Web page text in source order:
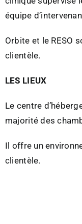
équipe
Orbite et le RESO
clientèle.
LES LIEUX
Le centre
majorité des
Il offre un
clientèle.